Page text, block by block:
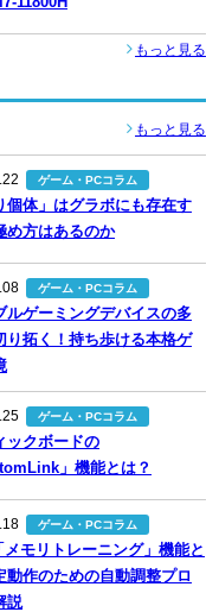
もっと見る
もっと見る
ゲーム・PCコラム
個体」はグラボにも存在す
め方はあるのか
ゲーム・PCコラム
ルゲーミングデバイスの多
り拓く！持ち歩ける本格ゲ
ゲーム・PCコラム
ックボードの
」機能とは？
ゲーム・PCコラム
メモリトレーニング」機能と
動作のための自動調整プロ
説